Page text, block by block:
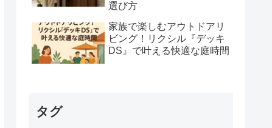
選び方
家族で楽しむアウトドアリ
ビング！リクシル『デッキ
DS』で叶える快適な庭時間
タグ